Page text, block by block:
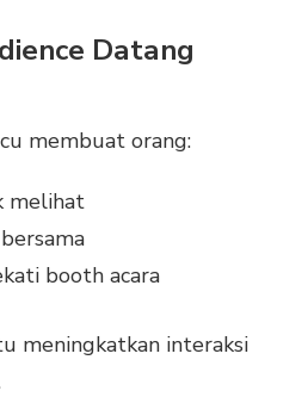
Datang
membuat orang:
melihat
booth acara
meningkatkan interaksi